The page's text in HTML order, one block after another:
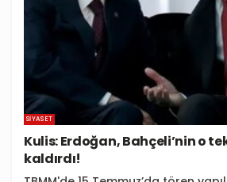
SIYASET
Kulis: Erdoğan, Bahçeli’nin o
kaldırdı!